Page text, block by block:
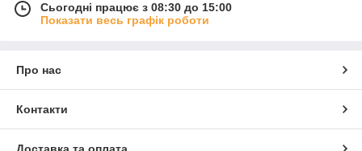
Сьогодні працює з 08:30 до 15:00
Показати весь графік роботи
Про нас
Контакти